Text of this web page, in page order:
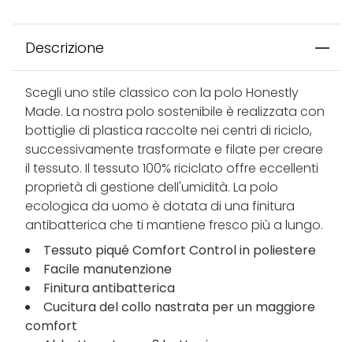
Descrizione
Scegli uno stile classico con la polo Honestly
Made. La nostra polo sostenibile è realizzata con
bottiglie di plastica raccolte nei centri di riciclo,
successivamente trasformate e filate per creare
il tessuto. Il tessuto 100% riciclato offre eccellenti
proprietà di gestione dell'umidità. La polo
ecologica da uomo è dotata di una finitura
antibatterica che ti mantiene fresco più a lungo.
Tessuto piqué Comfort Control in poliestere
Facile manutenzione
Finitura antibatterica
Cucitura del collo nastrata per un maggiore
comfort